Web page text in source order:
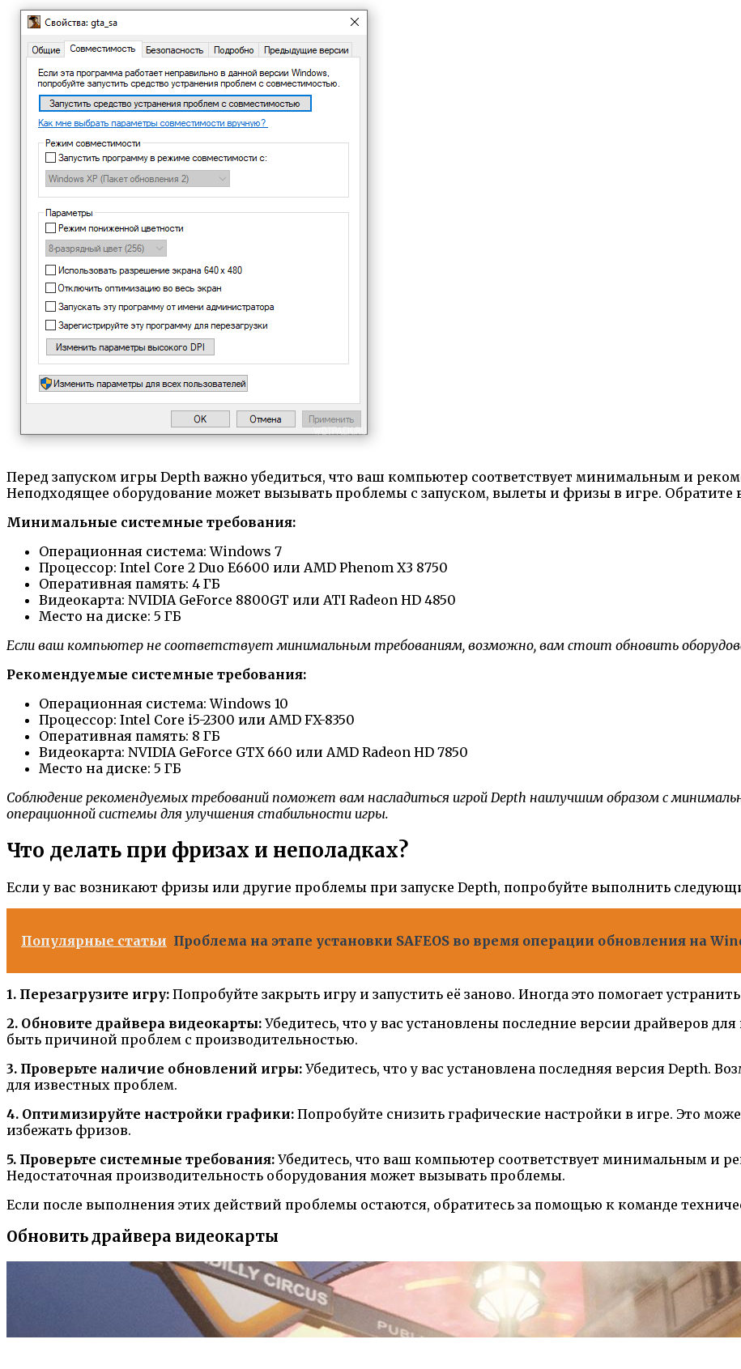
Перед запуском игры Depth важно убедиться, что ваш компьютер соответствует минимальным и
Неподходящее оборудование может вызывать проблемы с запуском, вылеты и фризы в игре.
Минимальные системные требования:
Операционная система: Windows 7
Процессор: Intel Core 2 Duo E6600 или AMD Phenom X3 8750
Оперативная память: 4 ГБ
Видеокарта: NVIDIA GeForce 8800GT или ATI Radeon HD 4850
Место на диске: 5 ГБ
Если ваш компьютер не соответствует минимальным требованиям, возможно, вам стоит обновить
Рекомендуемые системные требования:
Операционная система: Windows 10
Процессор: Intel Core i5-2300 или AMD FX-8350
Оперативная память: 8 ГБ
Видеокарта: NVIDIA GeForce GTX 660 или AMD Radeon HD 7850
Место на диске: 5 ГБ
Соблюдение рекомендуемых требований поможет вам насладиться игрой Depth наилучшим образом с
операционной системы для улучшения стабильности игры.
Что делать при фризах и неполадках?
Если у вас возникают фризы или другие проблемы при запуске Depth, попробуйте выполнить
Популярные статьи Проблема на этапе установки SAFEOS во время операции обновления на
1. Перезагрузите игру: Попробуйте закрыть игру и запустить её заново. Иногда это помогает
2. Обновите драйвера видеокарты: Убедитесь, что у вас установлены последние версии драйверов
быть причиной проблем с производительностью.
3. Проверьте наличие обновлений игры: Убедитесь, что у вас установлена последняя версия Depth.
для известных проблем.
4. Оптимизируйте настройки графики: Попробуйте снизить графические настройки в игре. Это
избежать фризов.
5. Проверьте системные требования: Убедитесь, что ваш компьютер соответствует минимальным и
Недостаточная производительность оборудования может вызывать проблемы.
Если после выполнения этих действий проблемы остаются, обратитесь за помощью к команде
Обновить драйвера видеокарты